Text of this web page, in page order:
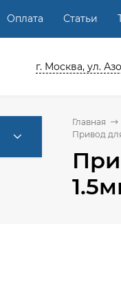
Оплата Статьи
г. Москва, ул.
Главная
Привод